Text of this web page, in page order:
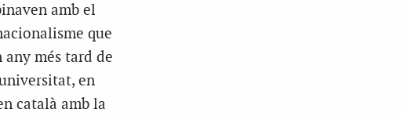
amb el
que
més tard de
en
català amb la